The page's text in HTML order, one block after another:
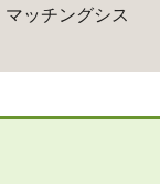
ッチングシス